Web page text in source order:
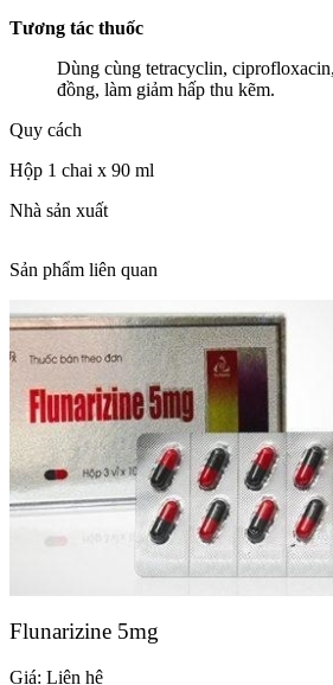
Tương tác thuốc
Dùng cùng tetracyclin,
đồng, làm giảm hấp thu kẽm.
Quy cách
Hộp 1 chai x 90 ml
Nhà sản xuất
Sản phẩm liên quan
Flunarizine 5mg
Giá: Liên hệ